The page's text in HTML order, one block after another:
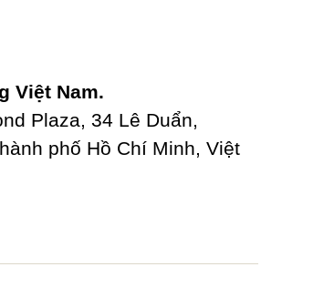
Việt Nam.
Plaza, 34 Lê Duẩn,
phố Hồ Chí Minh, Việt